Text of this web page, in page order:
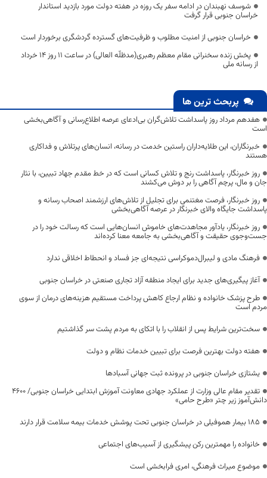
شوسف نهبندان در ادامه سفر یک روزه در هفته دولت مورد بازدید استاندار
خراسان جنوبی قرار گرفت
خراسان جنوبی از امنیت مطلوب و ظرفیت‌های گسترده گردشگری برخوردار است
پخش زنده سخنرانی مقام معظم رهبری(مدظلّه العالی) در ساعت 11 روز 14 خرداد
از رسانه ملی
پربحث ترین ها
هفدهم مرداد روز پاسداشت تلاش‌گران بی‌ادعای عرصه اطلاع‌رسانی و آگاهی‌بخشی
است
خبرنگاران، این طلایه‌داران راستین خدمت در رسانه، انسان‌های پرتلاش و فداکاری
هستند
روز خبرنگار، پاسداشت رنج و تلاش کسانی است که در خط مقدم جهاد تبیین، با نثار
جان و مال، پرچم آگاهی را بر دوش می‌کشند
روز خبرنگار، فرصت مغتنمی برای تجلیل از تلاش‌های ارزشمند اصحاب رسانه و
پاسداشت جایگاه والای خبرنگار در عرصه آگاهی‌بخشی
روز خبرنگار، یادآور مجاهدت‌های خاموش انسان‌هایی است که رسالت خود را در
جست‌وجوی حقیقت و آگاهی‌بخشی به جامعه معنا کرده‌اند
فرهنگ مادی و لیبرال‌دموکراسی نتیجه‌ای جز فساد و انحطاط اخلاقی ندارد
آغاز پیگیری‌های جدید برای ایجاد منطقه آزاد تجاری صنعتی در خراسان جنوبی
طرح پزشک خانواده و نظام ارجاع کاهش پرداخت مستقیم هزینه‌های درمان از سوی
مردم است
سخت‌ترین شرایط پس از انقلاب را با اتکای به مردم پشت سر گذاشتیم
هفته دولت بهترین فرصت برای تبیین خدمات نظام و دولت
یشتازی خراسان جنوبی در پرونده ثبت جهانی آسبادها
تقدیر مقام عالی وزارت از عملکرد جهادی معاونت آموزش ابتدایی خراسان جنوبی/ ۴۶۰۰
دانش‌آموز زیر چتر «طرح حامی»
۱۸۵ بیمار هموفیلی در خراسان جنوبی تحت پوشش خدمات بیمه سلامت قرار دارند
خانواده را مهمترین رکن پیشگیری از آسیب‌های اجتماعی
موضوع میراث فرهنگی، امری فرابخشی است